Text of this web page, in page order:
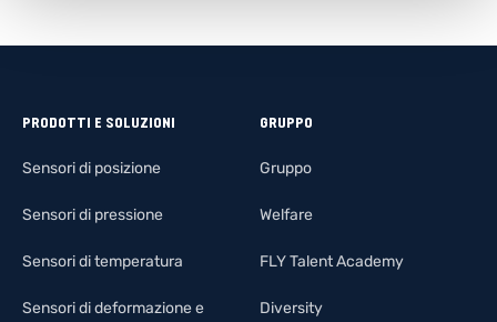
PRODOTTI E SOLUZIONI
Sensori di posizione
Sensori di pressione
Sensori di temperatura
Sensori di deformazione e
GRUPPO
Gruppo
Welfare
FLY Talent Academy
Diversity